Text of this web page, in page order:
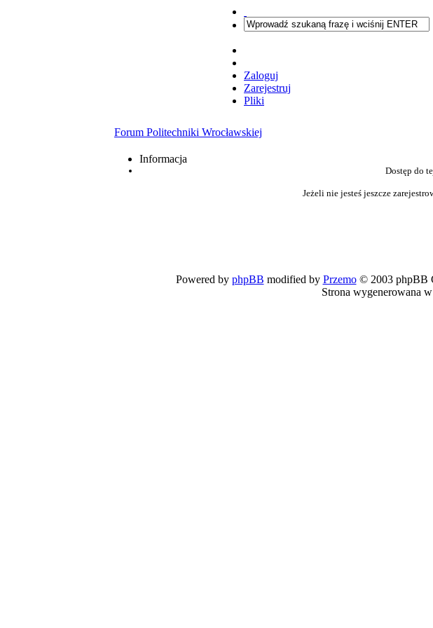
Zaloguj
Zarejestruj
Pliki
Forum Politechniki Wrocławskiej
Informacja
Dostęp do
Jeżeli nie jesteś jeszcze
Powered by phpBB modified by Przemo© 2003 phpBB
Strona wygenerowana